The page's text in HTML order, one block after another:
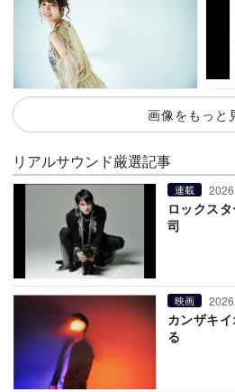
画像をもっと
リアルサウンド厳選記事
連載
ロックス
司
映画
カンザキ
る